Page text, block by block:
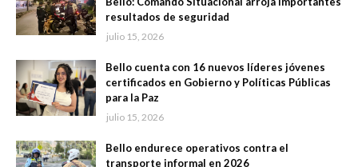
resultados de seguridad
julio 15, 2026
Bello cuenta con 16 nuevos líderes jóvenes
certificados en Gobierno y Políticas Públicas
para la Paz
julio 15, 2026
Bello endurece operativos contra el
transporte informal en 2026